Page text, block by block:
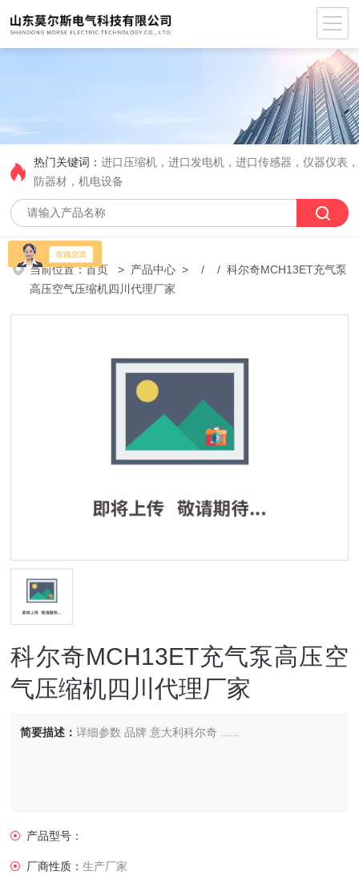
热门关键词：进口压缩机，进口发电机，进口传感器，仪器仪表
防器材，机电设备
当前位置：首页 > 产品中心 > / / 科尔奇MCH13ET充气泵
高压空气压缩机四川代理厂家
科尔奇MCH13ET充气泵高压空
气压缩机四川代理厂家
简要描述：详细参数 品牌 意大利科尔奇 ......
产品型号：
厂商性质：生产厂家